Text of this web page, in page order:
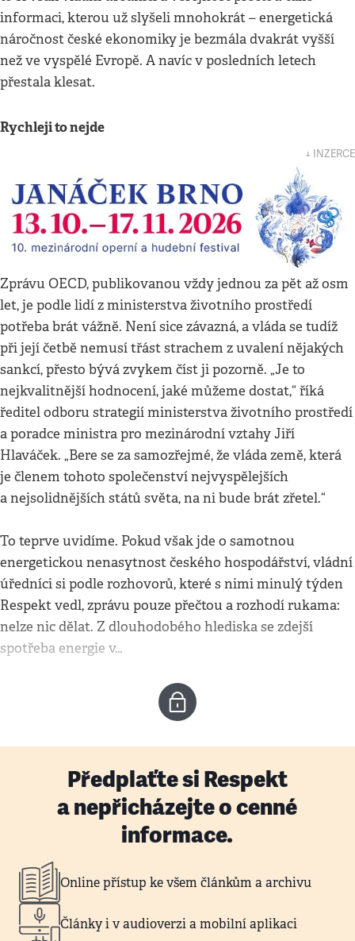
informaci, kterou už slyšeli mnohokrát – energetická
náročnost české ekonomiky je bezmála dvakrát vyšší
než ve vyspělé Evropě. A navíc v posledních letech
přestala klesat.
Rychleji to nejde
↓ INZERCE
Zprávu OECD, publikovanou vždy jednou za pět až osm
let, je podle lidí z ministerstva životního prostředí
potřeba brát vážně. Není sice závazná, a vláda se tudíž
při její četbě nemusí třást strachem z uvalení nějakých
sankcí, přesto bývá zvykem číst ji pozorně. „Je to
nejkvalitnější hodnocení, jaké můžeme dostat,“ říká
ředitel odboru strategií ministerstva životního prostředí
a poradce ministra pro mezinárodní vztahy Jiří
Hlaváček. „Bere se za samozřejmé, že vláda země, která
je členem tohoto společenství nejvyspělejších
a nejsolidnějších států světa, na ni bude brát zřetel.“
To teprve uvidíme. Pokud však jde o samotnou
energetickou nenasytnost českého hospodářství, vládní
úředníci si podle rozhovorů, které s nimi minulý týden
Respekt vedl, zprávu pouze přečtou a rozhodí rukama:
nelze nic dělat. Z dlouhodobého hlediska se zdejší
spotřeba energie v…
Předplaťte si Respekt
a nepřicházejte o cenné
informace.
Online přístup ke všem článkům a archivu
Články i v audioverzi a mobilní aplikaci